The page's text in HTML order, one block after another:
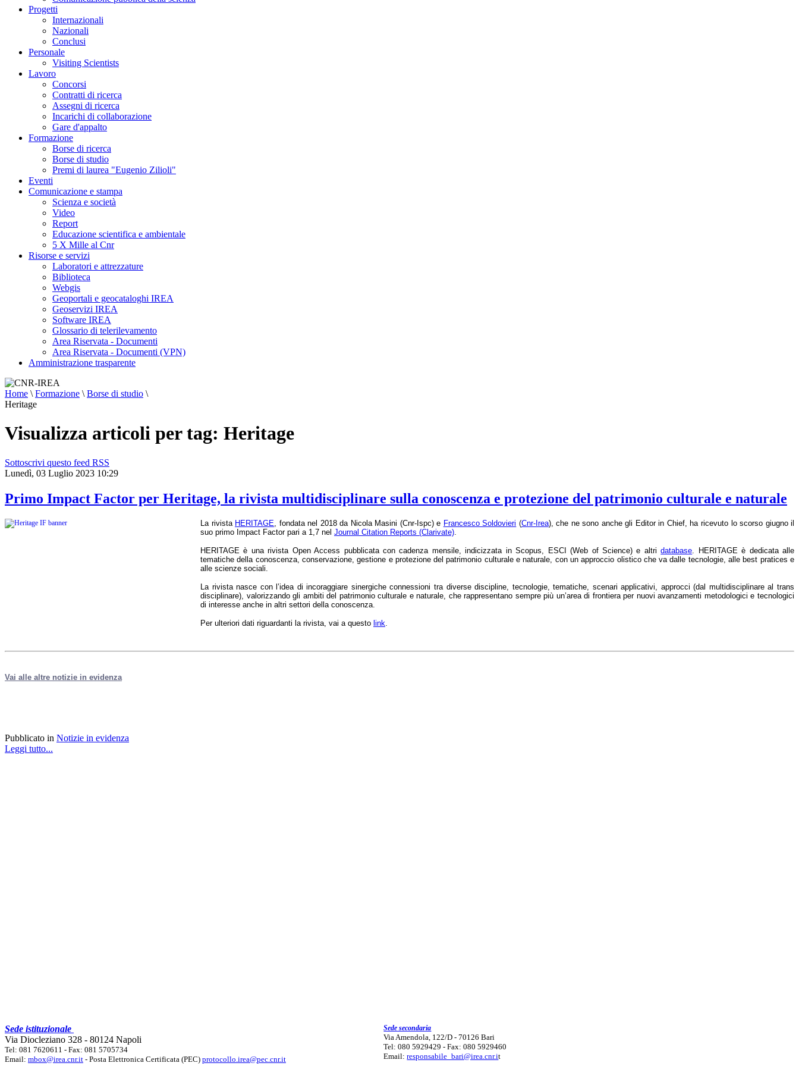
Progetti
Internazionali
Nazionali
Conclusi
Personale
Visiting Scientists
Lavoro
Concorsi
Contratti di ricerca
Assegni di ricerca
Incarichi di collaborazione
Gare d'appalto
Formazione
Borse di ricerca
Borse di studio
Premi di laurea "Eugenio Zilioli"
Eventi
Comunicazione e stampa
Scienza e società
Video
Report
Educazione scientifica e ambientale
5 X Mille al Cnr
Risorse e servizi
Laboratori e attrezzature
Biblioteca
Webgis
Geoportali e geocataloghi IREA
Geoservizi IREA
Software IREA
Glossario di telerilevamento
Area Riservata - Documenti
Area Riservata - Documenti (VPN)
Amministrazione trasparente
Home \ Formazione \ Borse di studio \
Heritage
Visualizza articoli per tag: Heritage
Sottoscrivi questo feed RSS
Lunedì, 03 Luglio 2023 10:29
Primo Impact Factor per Heritage, la rivista multidisciplinare sulla conoscenza e protezione del patrimonio culturale e naturale
La rivista HERITAGE , fondata nel 2018 da Nicola Masini (Cnr-Ispc) e Francesco Soldovieri (Cnr-Irea), che ne sono anche gli Editor in Chief, ha ricevuto lo scorso giugno il
suo primo Impact Factor pari a 1,7 nel Journal Citation Reports (Clarivate)
HERITAGE è una rivista Open Access pubblicata con cadenza mensile, indicizzata in Scopus, ESCI (Web of Science) e altridatabase . HERITAGE è dedicata alle
tematiche della conoscenza, conservazione, gestione e protezione del patrimonio culturale e naturale, con un approccio olistico che va dalle tecnologie, alle best pratices e
alle scienze sociali.
La rivista nasce con l’idea di incoraggiare sinergiche connessioni tra diverse discipline, tecnologie, tematiche, scenari applicativi, approcci (dal multidisciplinare al trans
disciplinare), valorizzando gli ambiti del patrimonio culturale e naturale, che rappresentano sempre più un’area di frontiera per nuovi avanzamenti metodologici e tecnologici
di interesse anche in altri settori della conoscenza.
Per ulteriori dati riguardanti la rivista, vai a questo link
Vai alle altre notizie in evidenza
Pubblicato in Notizie in evidenza
Leggi tutto...
Sede istituzionale
Via Diocleziano 328 - 80124 Napoli
Tel: 081 7620611 - Fax: 081 5705734
Email: mbox@irea.cnr.it - Posta Elettronica Certificata (PEC) protocollo.irea@pec.cnr.it
Sede secondaria
Via Amendola, 122/D - 70126 Bari
Tel: 080 5929429 - Fax: 080 5929460
Email:responsabile_bari@irea.cnr.it